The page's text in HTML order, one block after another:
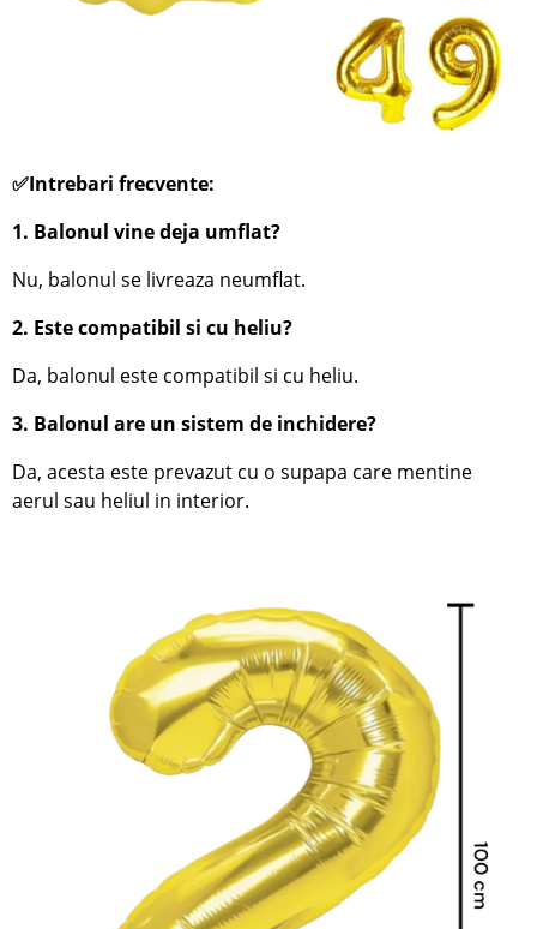
✅Intrebari frecvente:
1. Balonul vine deja umflat?
Nu, balonul se livreaza neumflat.
2. Este compatibil si cu heliu?
Da, balonul este compatibil si cu heliu.
3. Balonul are un sistem de inchidere?
Da, acesta este prevazut cu o supapa care mentine
aerul sau heliul in interior.